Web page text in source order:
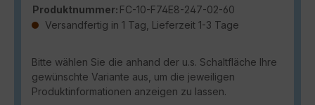
Produktnummer: FC-10-F74E8-247-02-60
Versandfertig in 1 Tag, Lieferzeit 1-3 Tage
Bitte wählen Sie die anhand der u.s. Schaltfläche Ihre
gewünschte Variante aus, um die jeweiligen
Produktinformationen anzeigen zu lassen.